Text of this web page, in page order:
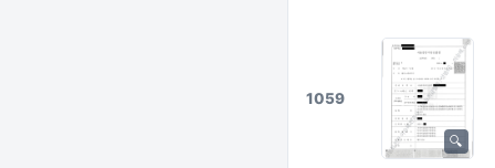
1059